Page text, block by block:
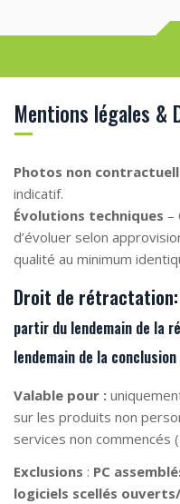
Mentions légales
Photos non
indicatif.
Évolutions techniques –
d’évoluer selon
qualité au minimum
Droit de rétractation:
partir du lendemain de la
lendemain de la
Valable pour :
sur les produits non
services non commencés (
Exclusions : PC
logiciels scellés